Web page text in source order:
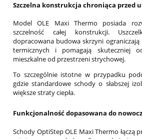
Szczelna konstrukcja chroniąca przed
Model OLE Maxi Thermo posiada
szczelność całej konstrukcji.
dopracowana budowa skrzyni
termicznych i pomagają skuteczniej
mieszkalne od przestrzeni strychowej.
To szczególnie istotne w przypadku
gdzie standardowe schody o słabszej
większe straty ciepła.
Funkcjonalność dopasowana do
Schody OptiStep OLE Maxi Thermo łączą